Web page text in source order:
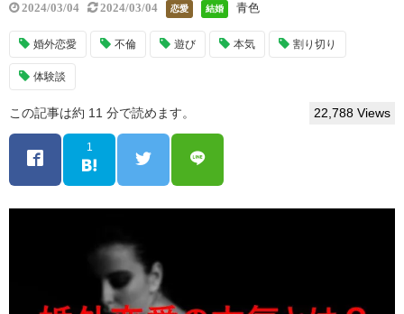
2024/03/04 2024/03/04 恋愛 結婚 青色
婚外恋愛 不倫 遊び 本気 割り切り
体験談
この記事は約 11 分で読めます。 22,788 Views
1